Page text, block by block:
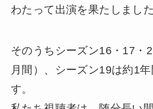
わたって出演を果たしました
そのうちシーズン16・17・
月間）、シーズン19は約1
す。